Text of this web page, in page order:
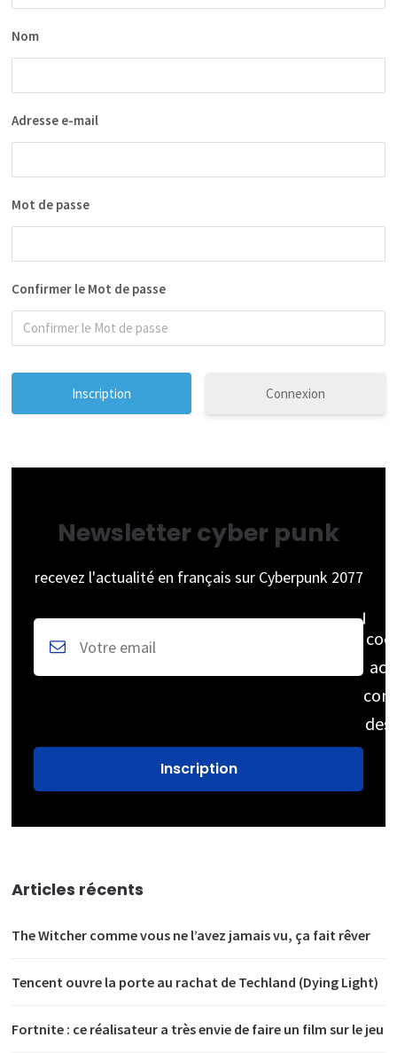
Nom
Adresse e-mail
Mot de passe
Confirmer le Mot de passe
Connexion
Newsletter cyber punk
recevez l'actualité en français sur Cyberpunk 2077
des
Articles récents
The Witcher comme vous ne l’avez jamais vu, ça fait rêver
Tencent ouvre la porte au rachat de Techland (Dying Light)
Fortnite : ce réalisateur a très envie de faire un film sur le jeu